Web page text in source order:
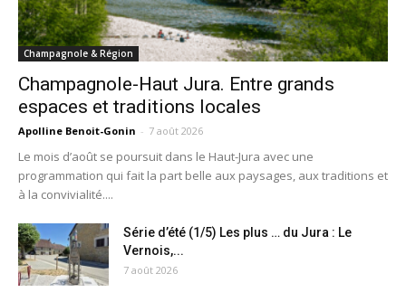
Champagnole & Région
Champagnole-Haut Jura. Entre grands
espaces et traditions locales
Apolline Benoit-Gonin - 7 août 2026
Le mois d’août se poursuit dans le Haut-Jura avec une
programmation qui fait la part belle aux paysages, aux traditions et
à la convivialité....
Série d’été (1/5) Les plus … du Jura : Le
Vernois,...
7 août 2026